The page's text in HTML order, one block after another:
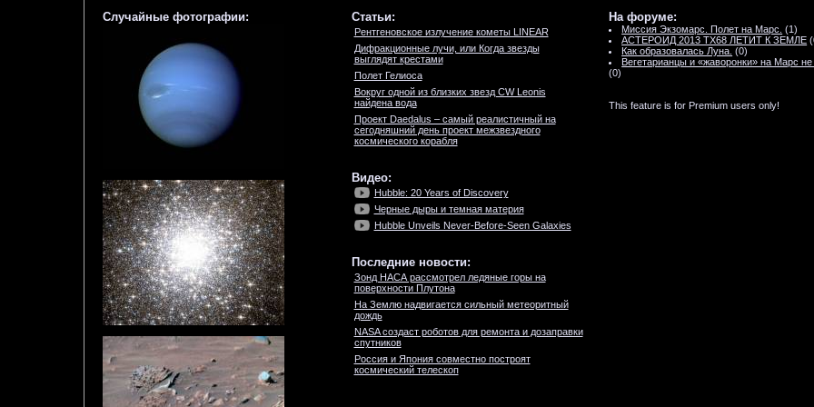
Случайные фотографии: Статьи:
Рентгеновское излучение кометы LINEAR
Дифракционные лучи, или Когда звезды
выглядят крестами
Полет Гелиоса
Вокруг одной из близких звезд CW Leonis
найдена вода
Проект Daedalus – самый реалистичный на
сегодняшний день проект межзвездного
космического корабля
Видео:
Hubble: 20 Years of Discovery
Черные дыры и темная материя
Hubble Unveils Never-Before-Seen Galaxies
Последние новости:
Зонд НАСА рассмотрел ледяные горы на
поверхности Плутона
На Землю надвигается сильный метеоритный
дождь
NASA создаст роботов для ремонта и дозаправки
спутников
Россия и Япония совместно построят
космический телескоп
На форуме:
Миссия Экзомарс. Полет на Марс. (1)
АСТЕРОИД 2013 TX68 ЛЕТИТ К ЗЕМЛЕ
Как образовалась Луна. (0)
Вегетарианцы и «жаворонки» на Марс не
(0)
This feature is for Premium users only!